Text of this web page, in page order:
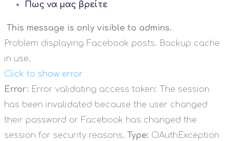
Πως να μας βρείτε
This message is only visible to admins.
Problem displaying Facebook posts. Backup cache
in use.
Click to show error
Error: Error validating access token: The session
has been invalidated because the user changed
their password or Facebook has changed the
session for security reasons. Type: OAuthException